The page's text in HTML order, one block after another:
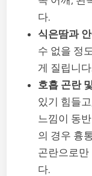
다.
식은땀과
수 없을 정
게 질립니
호흡 곤란
있기 힘들
느낌이 동
의 경우 흉
곤란으로만
다.